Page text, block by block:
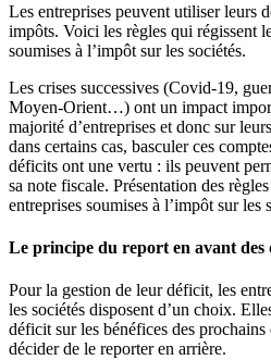
Les entreprises peuvent utiliser leurs
impôts. Voici les règles qui régissent
soumises à l’impôt sur les sociétés.
Les crises successives (Covid-19,
Moyen-Orient…) ont un impact
majorité d’entreprises et donc sur
dans certains cas, basculer ces
déficits ont une vertu : ils peuvent
sa note fiscale. Présentation des
entreprises soumises à l’impôt sur les
Le principe du report en avant des
Pour la gestion de leur déficit, les
les sociétés disposent d’un choix.
déficit sur les bénéfices des
décider de le reporter en arrière.